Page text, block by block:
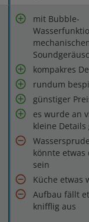
mit Bubble-
kompakres
rundum
günstiger
es wurde an
kleine Details
könnte etwas
sein
Küche etwas
Aufbau fällt
knifflig aus